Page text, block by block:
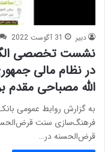
دبیر 31 آگوست 2022
نشست تخصصی
در نظام مالی
الله مصباحی مقدم
به گزارش روابط عمومی
فرهنگ‌سازی سنت
قرض‌الحسنه در…